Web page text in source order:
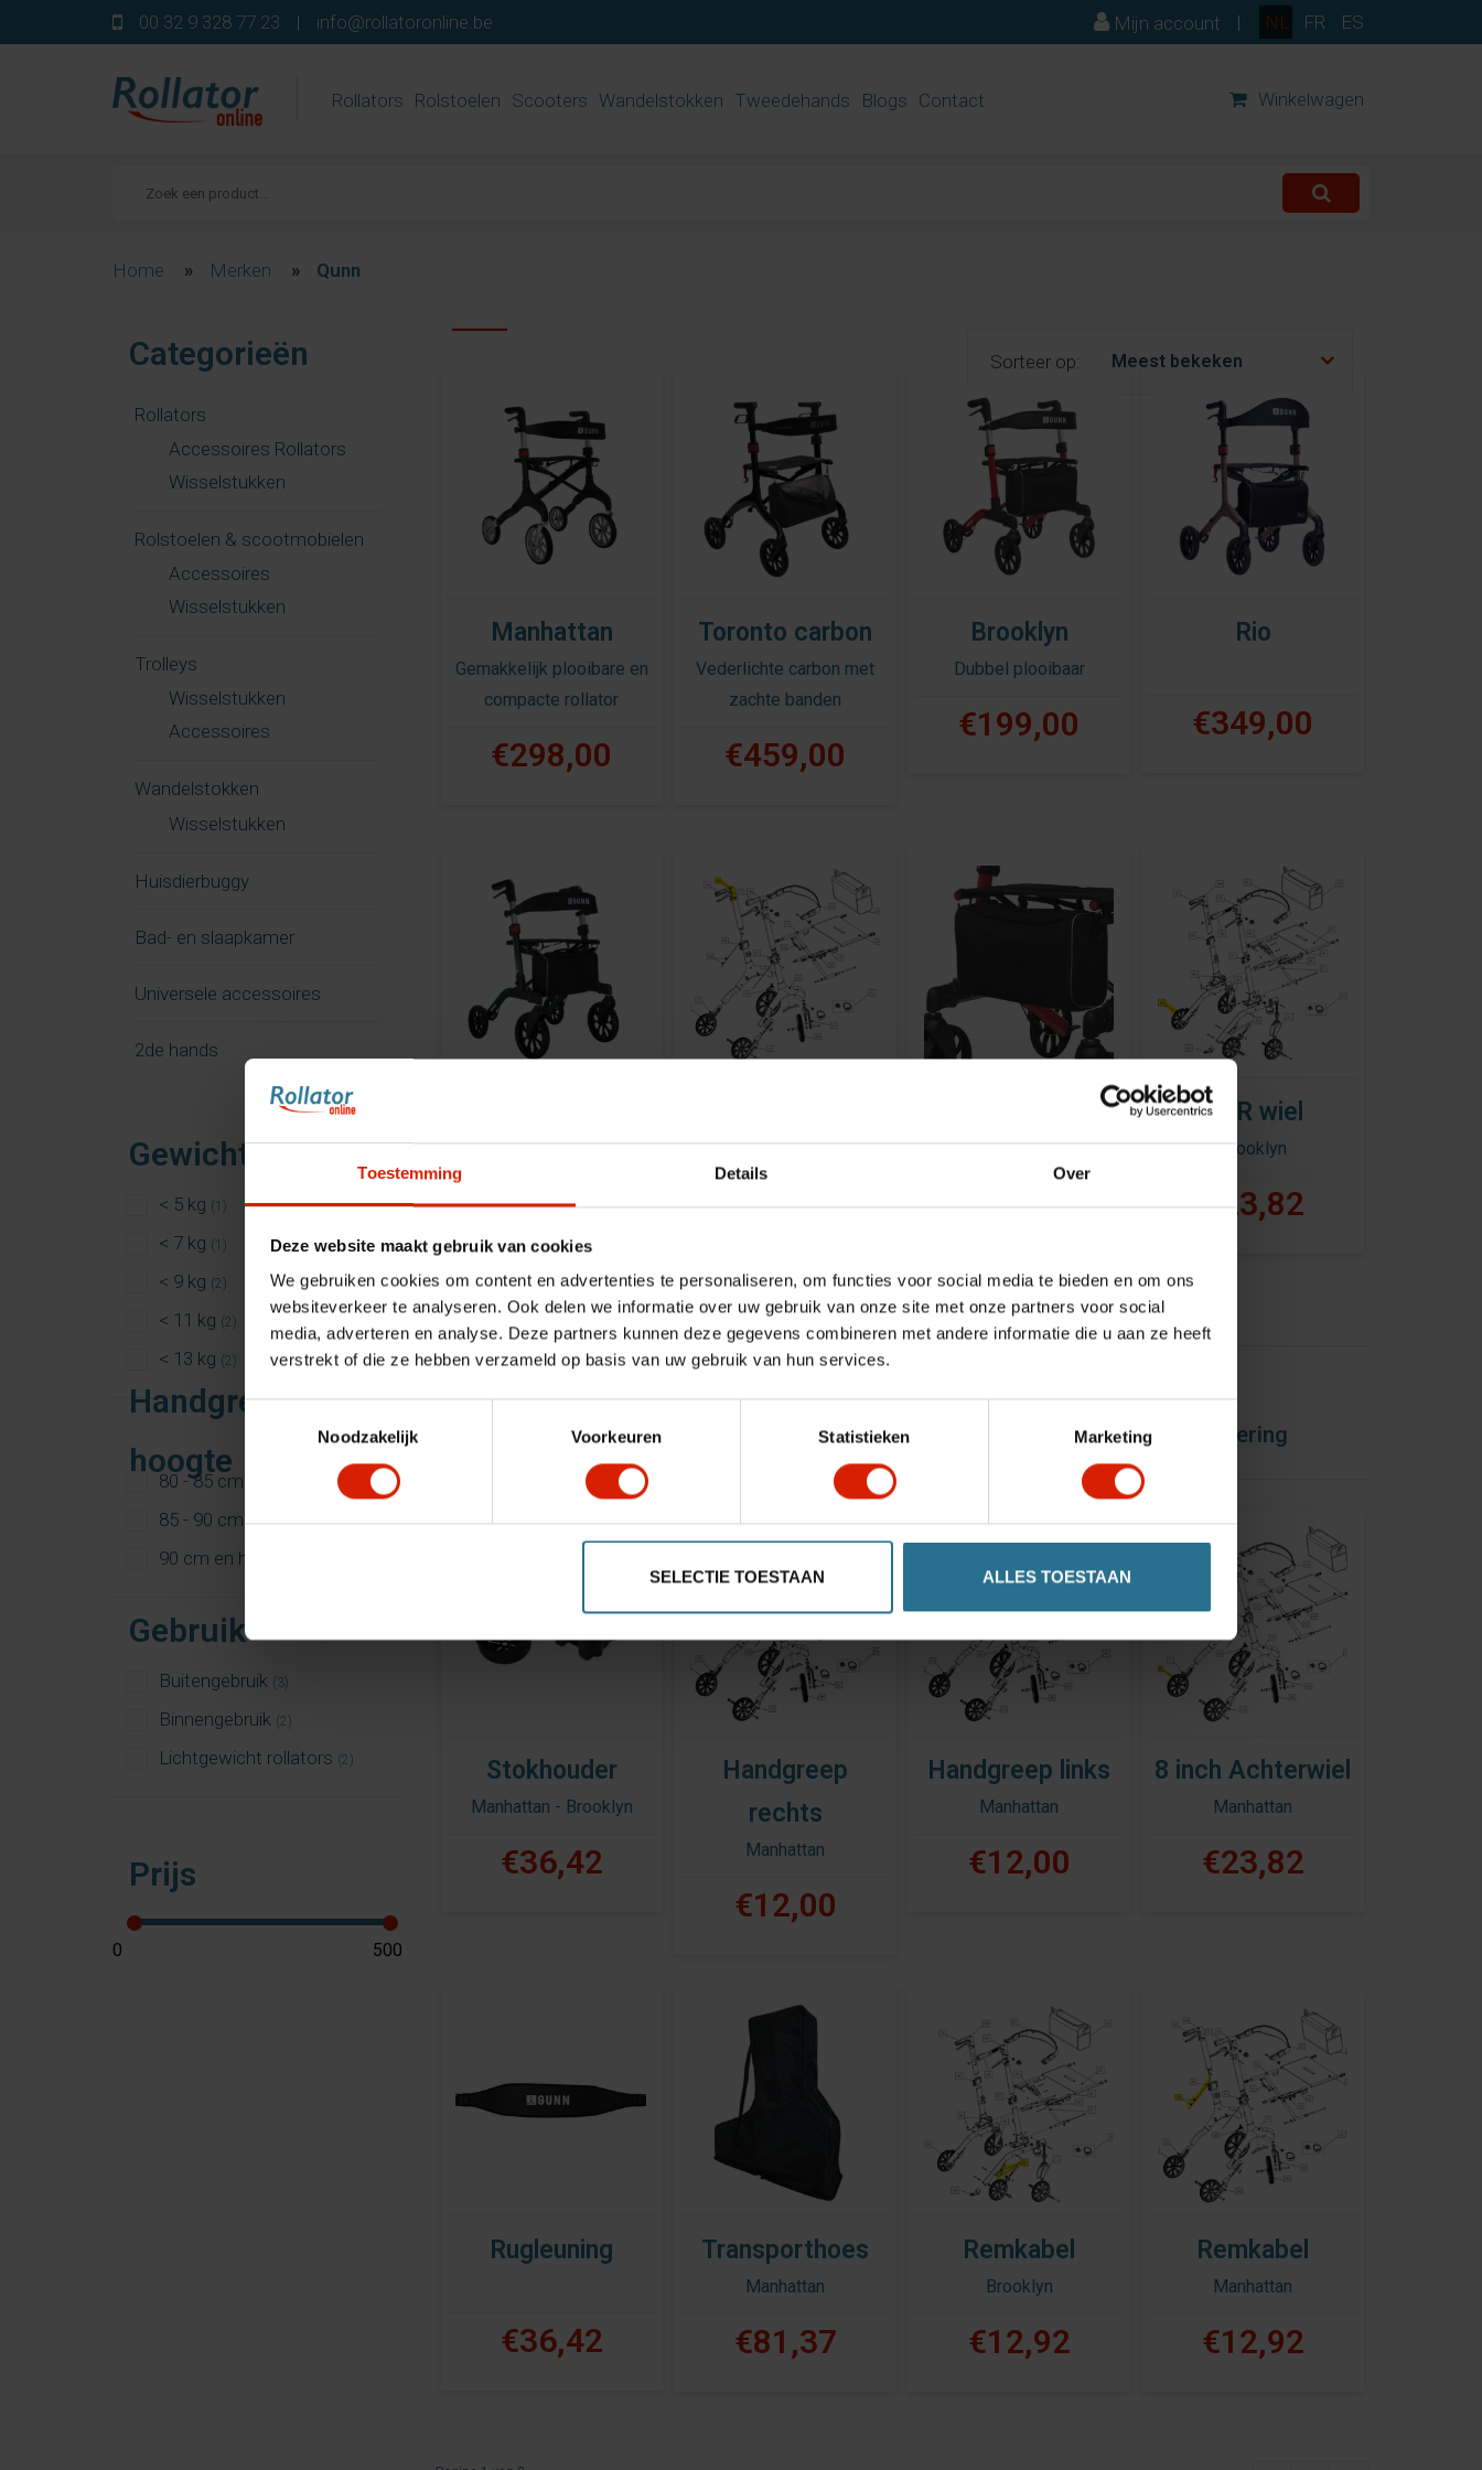
Toestemming Details Over
Deze website maakt gebruik van cookies
We gebruiken cookies om content en advertenties te personaliseren, om functies voor social media te bieden en om ons
websiteverkeer te analyseren. Ook delen we informatie over uw gebruik van onze site met onze partners voor social
media, adverteren en analyse. Deze partners kunnen deze gegevens combineren met andere informatie die u aan ze heeft
verstrekt of die ze hebben verzameld op basis van uw gebruik van hun services.
Toestemmingsselectie
Noodzakelijk
Voorkeuren Statistieken Marketing
SELECTIE TOESTAAN ALLES TOESTAAN
00 32 9 328 77 23 | info@rollatoronline.be NL FR ES
Mijn account |
Rollators Rolstoelen Scooters Wandelstokken Tweedehands Blogs Contact Winkelwagen
Home » Merken » Qunn
Categorieën
Rollators
Accessoires Rollators
Wisselstukken
Rolstoelen & scootmobielen
Accessoires
Wisselstukken
Trolleys
Wisselstukken
Accessoires
Wandelstokken
Wisselstukken
Huisdierbuggy
Bad- en slaapkamer
Universele accessoires
2de hands
Gewicht rollator
< 5 kg (1)
< 7 kg (1)
< 9 kg (2)
< 11 kg (2)
< 13 kg (2)
Handgreep
hoogte
80 - 85 cm
85 - 90 cm(3)
90 cm en hoger
Gebruik
Buitengebruik (3)
Binnengebruik (2)
Lichtgewicht rollators (2)
Prijs
Sorteer op:
Manhattan
Gemakkelijk plooibare en
compacte rollator
€298,00
Toronto carbon
Vederlichte carbon met
zachte banden
€459,00
Brooklyn
Dubbel plooibaar
€199,00
Rio
€349,00
€249,00
Manhattan - Brooklyn
€22,57
Boodschappentas
Manhattan - Brooklyn
€36,42
TPR wiel
Brooklyn
€23,82
De beste kwaliteit Uitstekende service Snelle levering
Stokhouder
Manhattan - Brooklyn
€36,42
Handgreep
rechts
Manhattan
€12,00
Handgreep links
Manhattan
€12,00
8 inch Achterwiel
Manhattan
€23,82
Rugleuning
€36,42
Transporthoes
Manhattan
€81,37
Remkabel
Brooklyn
€12,92
Remkabel
Manhattan
€12,92